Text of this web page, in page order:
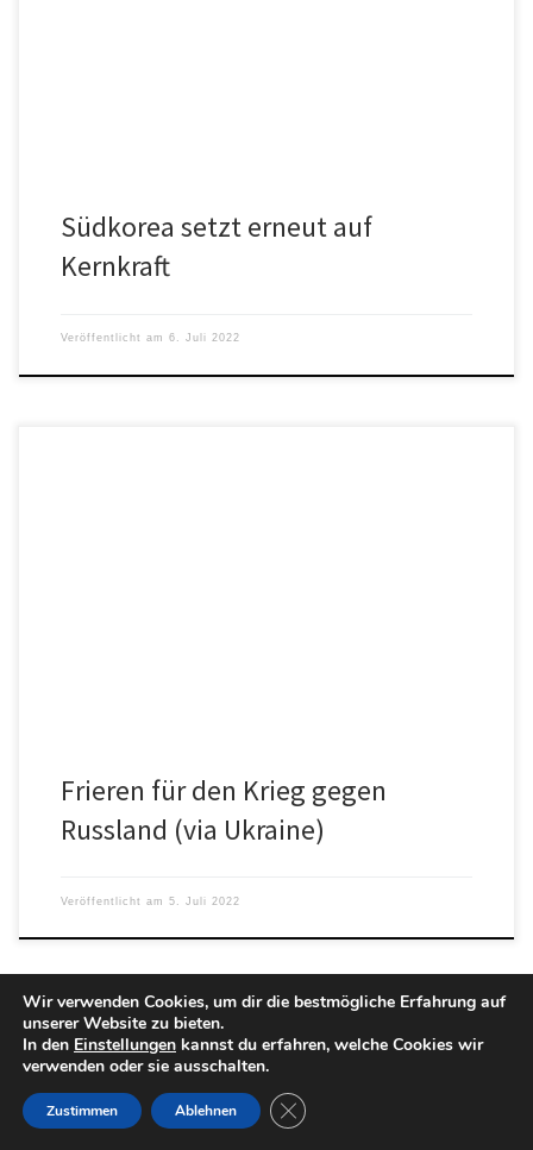
Südkorea setzt erneut auf
Kernkraft
Veröffentlicht am 6. Juli 2022
Frieren für den Krieg gegen
Russland (via Ukraine)
Veröffentlicht am 5. Juli 2022
Das Bundeskanzleramt wollte seine Kurzprotokolle geheim halten.
Wir verwenden Cookies, um dir die bestmögliche Erfahrung auf
unserer Website zu bieten.
In den Einstellungen kannst du erfahren, welche Cookies wir
verwenden oder sie ausschalten.
Zustimmen Ablehnen GDPR Cookie-Banner schließen